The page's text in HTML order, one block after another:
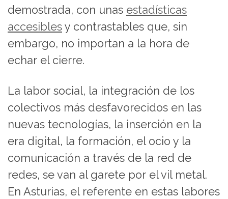
demostrada, con unas estadísticas
accesibles y contrastables que, sin
embargo, no importan a la hora de
echar el cierre.
La labor social, la integración de los
colectivos más desfavorecidos en las
nuevas tecnologías, la inserción en la
era digital, la formación, el ocio y la
comunicación a través de la red de
redes, se van al garete por el vil metal.
En Asturias, el referente en estas labores